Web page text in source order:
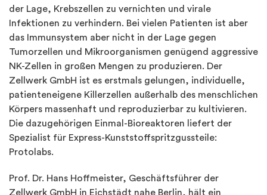
der Lage, Krebszellen zu vernichten und virale
Infektionen zu verhindern. Bei vielen Patienten ist aber
das Immunsystem aber nicht in der Lage gegen
Tumorzellen und Mikroorganismen genügend aggressive
NK-Zellen in großen Mengen zu produzieren. Der
Zellwerk GmbH ist es erstmals gelungen, individuelle,
patienteneigene Killerzellen außerhalb des menschlichen
Körpers massenhaft und reproduzierbar zu kultivieren.
Die dazugehörigen Einmal-Bioreaktoren liefert der
Spezialist für Express-Kunststoffspritzgussteile:
Protolabs.
Prof. Dr. Hans Hoffmeister, Geschäftsführer der
Zellwerk GmbH in Eichstädt nahe Berlin, hält ein